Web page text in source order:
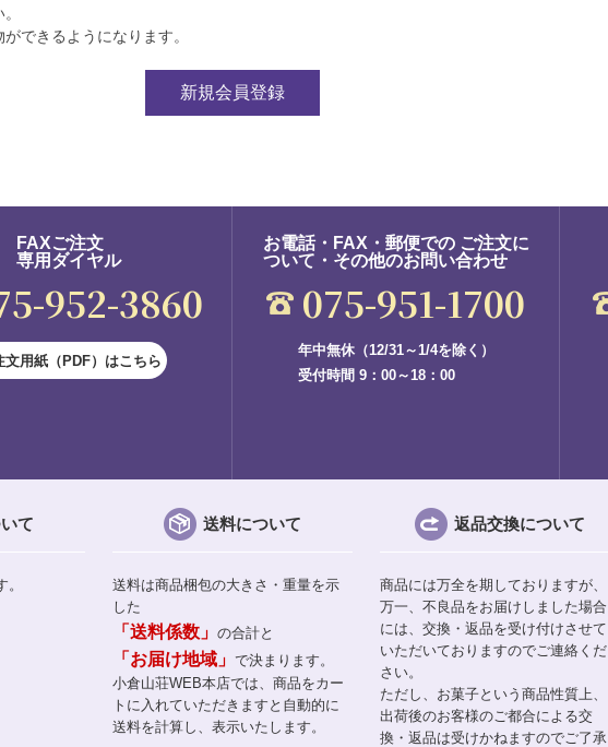
できるようになります。
FAXご注文
専用ダイヤル
952-3860
文用紙（PDF）はこちら
お電話・FAX・郵便での ご注文に
ついて・その他のお問い合わせ
075-951-1700
年中無休（12/31～1/4を除く）
受付時間 9：00～18：00
て 送料について
送料は商品梱包の大きさ・重量を示
した
「送料係数」 の合計と
「お届け地域」 で決まります。
小倉山荘WEB本店では、商品をカー
トに入れていただきますと自動的に
送料を計算し、表示いたします。
返品交換について
商品には万全を期しておりますが、
万一、不良品をお届けしました場合
には、交換・返品を受け付けさせて
いただいておりますのでご連絡くだ
さい。
ただし、お菓子という商品性質上、
出荷後のお客様のご都合による交
換・返品は受けかねますのでご了承